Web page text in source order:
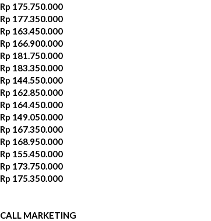
Rp 175.750.000
Rp 177.350.000
Rp 163.450.000
Rp 166.900.000
Rp 181.750.000
Rp 183.350.000
Rp 144.550.000
Rp 162.850.000
Rp 164.450.000
Rp 149.050.000
Rp 167.350.000
Rp 168.950.000
Rp 155.450.000
Rp 173.750.000
Rp 175.350.000
CALL MARKETING